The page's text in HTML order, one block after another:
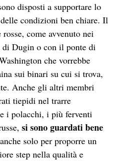
disposti a supportare lo
condizioni ben chiare. Il
come avvenuto nei
di Dugin o con il ponte di
che vorrebbe
sui binari su cui si trova,
Anche gli altri membri
tiepidi nel trarre
i polacchi, i più ferventi
si sono guardati bene
anche solo per proporre un
step nella qualità e